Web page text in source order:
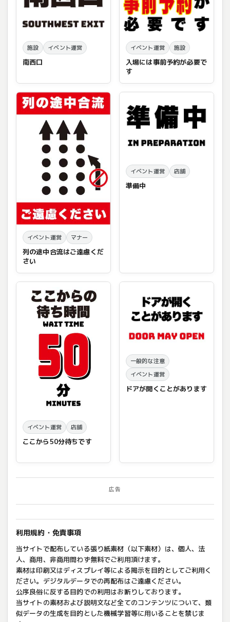
施設 イベント運営
南西口
イベント運営 施設
入場には事前予約が必要で
す
イベント運営 マナー
列の途中合流はご遠慮くだ
さい
イベント運営 店舗
準備中
イベント運営 店舗
ここから50分待ちです
一般的な注意
イベント運営
ドアが開くことがあります
広告
利用規約・免責事項
当サイトで配布している張り紙素材（以下素材）は、個人、法
人、商用、非商用問わず無料でご利用頂けます。
素材は印刷又はディスプレイ等による掲示を目的としてご利用く
ださい。デジタルデータでの再配布はご遠慮ください。
公序良俗に反する目的での利用はお断りしております。
当サイトの素材および説明文など全てのコンテンツについて、類
似データの生成を目的とした機械学習等に用いることを禁じま